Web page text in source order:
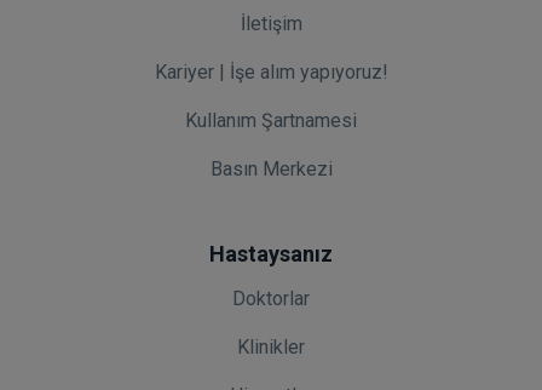
İletişim
Kariyer | İşe alım yapıyoruz!
Kullanım Şartnamesi
Basın Merkezi
Hastaysanız
Doktorlar
Klinikler